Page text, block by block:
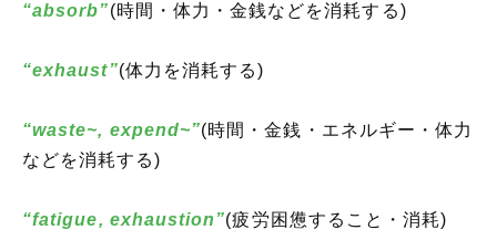
“absorb”(時間・体力・金銭などを消耗する)
“exhaust”(体力を消耗する)
“waste~, expend~”(時間・金銭・エネルギー・体力
などを消耗する)
“fatigue, exhaustion”(疲労困憊すること・消耗)